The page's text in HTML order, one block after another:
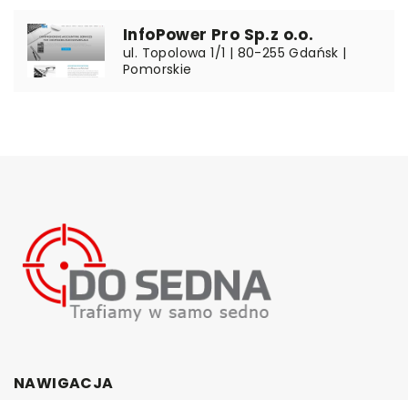
InfoPower Pro Sp.z o.o.
ul. Topolowa 1/1 | 80-255 Gdańsk |
Pomorskie
NAWIGACJA